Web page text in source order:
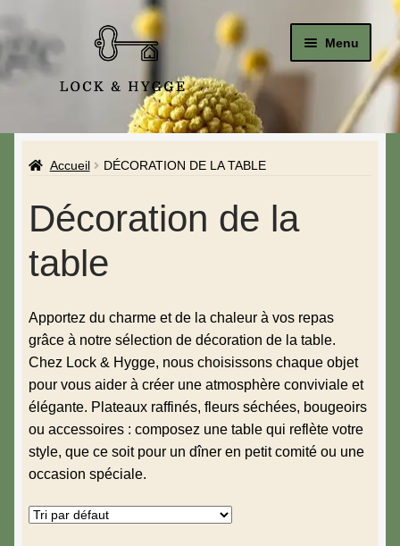
Menu
Le Studio
La Boutique
Affiches & Posters
Bougeoirs
Bougies
Cadres
Coussins & Plaids
Accueil DÉCORATION DE LA TABLE
Décoration de la
table
Apportez du charme et de la chaleur à vos repas
grâce à notre sélection de décoration de la table.
Chez Lock & Hygge, nous choisissons chaque objet
pour vous aider à créer une atmosphère conviviale et
élégante. Plateaux raffinés, fleurs séchées, bougeoirs
ou accessoires : composez une table qui reflète votre
style, que ce soit pour un dîner en petit comité ou une
occasion spéciale.